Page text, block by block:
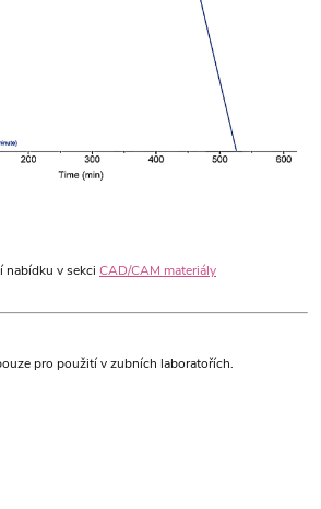
nabídku v sekci CAD/CAM materiály
pro použití v zubních laboratořích.